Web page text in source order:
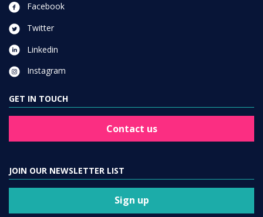
Facebook
Twitter
Linkedin
Instagram
GET IN TOUCH
Contact us
JOIN OUR NEWSLETTER LIST
Sign up